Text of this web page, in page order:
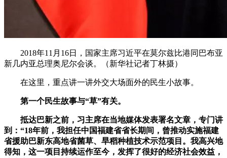
2018年11月16日，国家主席习近平在莫尔兹比港同巴布亚
新几内亚总理奥尼尔会谈。（新华社记者丁林摄）
在这里，重点讲一讲外交大场面外的民生小故事。
第一个民生故事与“草”有关。
抵达巴新之前，习主席在当地媒体发表署名文章，专门讲
到：“18年前，我担任中国福建省省长期间，曾推动实施福建
省援助巴新东高地省菌草、旱稻种植技术示范项目。我高兴地
得知，这一项目持续运作至今，发挥了很好的经济社会效益，